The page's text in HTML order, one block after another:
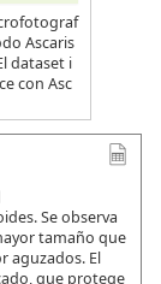
Ascaris
dataset i
con Asc
Se observa
tamaño que
aguzados. El
que protege